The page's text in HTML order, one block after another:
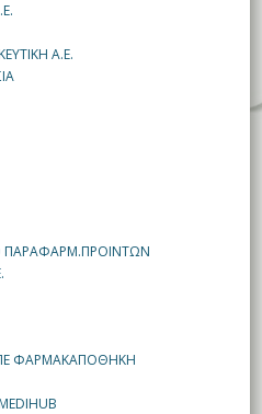
Α.Ε.
ΠΑΡΑΦΑΡΜ.ΠΡΟΙΝΤΩΝ
ΦΑΡΜΑΚΑΠΟΘΗΚΗ